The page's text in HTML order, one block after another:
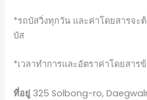
*รถบัสวิ่งทุกวัน และค่าโดยสารจะ
บัส
*เวลาทำการและอัตราค่าโดยสาร
ที่อยู่ 325 Solbong-ro,